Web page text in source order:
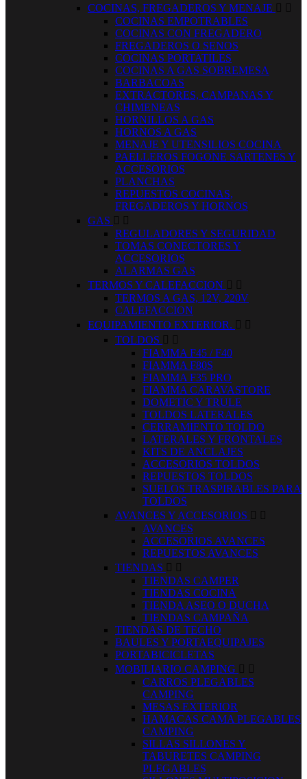
COCINAS, FREGADEROS Y MENAJE  
COCINAS EMPOTRABLES
COCINAS CON FREGADERO
FREGADEROS O SENOS
COCINAS PORTATILES
COCINAS A GAS SOBREMESA
BARBACOAS
EXTRACTORES, CAMPANAS Y
CHIMENEAS
HORNILLOS A GAS
HORNOS A GAS
MENAJE Y UTENSILIOS COCINA
PAELLEROS FOGONE SARTENES Y
ACCESORIOS
PLANCHAS
REPUESTOS COCINAS,
FREGADEROS Y HORNOS
GAS  
REGULADORES Y SEGURIDAD
TOMAS CONECTORES Y
ACCESORIOS
ALARMAS GAS
TERMOS Y CALEFACCION  
TERMOS A GAS, 12V, 220V
CALEFACCION
EQUIPAMIENTO EXTERIOR.  
TOLDOS  
FIAMMA F45 / F40
FIAMMA F80S
FIAMMA F35 PRO
FIAMMA CARAVASTORE
DOMETIC Y TRULE
TOLDOS LATERALES
CERRAMIENTO TOLDO
LATERALES Y FRONTALES
KITS DE ANCLAJES
ACCESORIOS TOLDOS
REPUESTOS TOLDOS
SUELOS TRASPIRABLES PARA
TOLDOS
AVANCES Y ACCESORIOS  
AVANCES
ACCESORIOS AVANCES
REPUESTOS AVANCES
TIENDAS  
TIENDAS CAMPER
TIENDAS COCINA
TIENDA ASEO O DUCHA
TIENDAS CAMPAÑA
TIENDAS DE TECHO
BAULES Y PORTAEQUIPAJES
PORTABICICLETAS
MOBILIARIO CAMPING  
CARROS PLEGABLES
CAMPING
MESAS EXTERIOR
HAMACAS CAMA PLEGABLES
CAMPING
SILLAS SILLONES Y
TABURETES CAMPING
PLEGABLES